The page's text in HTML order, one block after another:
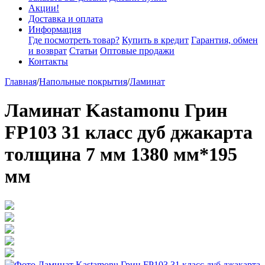
Акции!
Доставка и оплата
Информация
Где посмотреть товар? Купить в кредит Гарантия, обмен
и возврат Статьи Оптовые продажи
Контакты
Главная/Напольные покрытия/Ламинат
Ламинат Kastamonu Грин
FP103 31 класс дуб джакарта
толщина 7 мм 1380 мм*195
мм